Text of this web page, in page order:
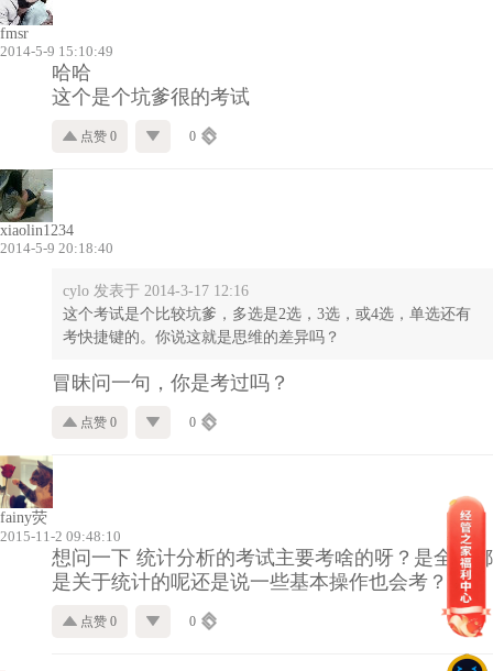
fmsr
2014-5-9 15:10:49
哈哈
这个是个坑爹很的考试
点赞 0 0
xiaolin1234
2014-5-9 20:18:40
cylo 发表于 2014-3-17 12:16
这个考试是个比较坑爹，多选是2选，3选，或4选，单选还有
考快捷键的。你说这就是思维的差异吗？
冒昧问一句，你是考过吗？
点赞 0 0
fainy荧
2015-11-2 09:48:10
想问一下 统计分析的考试主要考啥的呀？是全部都
是关于统计的呢还是说一些基本操作也会考？
点赞 0 0